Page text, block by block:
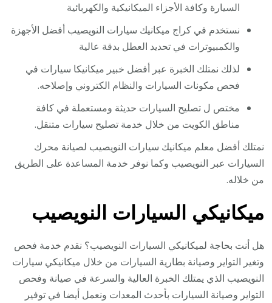
السيارة وكافة الأجزاء الميكانيكية والكهربائية
نستخدم في كراج ميكانيك سيارات النويصيب أفضل الأجهزة
والكمبيوترات في تحديد العطل بدقة عالية
لذلك نمتلك الخبرة عبر أفضل خبير ميكانيكا سيارات في
فحص مكونات السيارات والنظام الكتروني وإصلاحه.
مختص ل تصليح السيارات حديثة ومستعملة في كافة
مناطق الكويت من خلال خدمة تصليح سيارات متنقل.
نمتلك أفضل معلم ميكانيك سيارات النويصيب لصيانة محرك
السيارات عبر النويصيب وكما نوفر خدمة المساعدة على الطريق
من خلاله.
ميكانيكي السيارات النويصيب
هل أنت بحاجة لميكانيكي السيارات النويصيب؟ نقدم خدمة فحص
وتغير التواير وصيانة بطارية السيارات من خلال ميكانيكي سيارات
النويصيب الذي يمتلك الخبرة العالية والسرعة في صيانة وفحص
التواير وصيانة السيارات بأحدث المعدات ونعمل أيضا في توفير